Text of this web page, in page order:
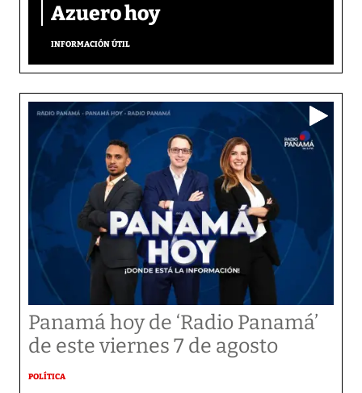
Azuero hoy
INFORMACIÓN ÚTIL
Panamá hoy de ‘Radio Panamá’
de este viernes 7 de agosto
POLÍTICA